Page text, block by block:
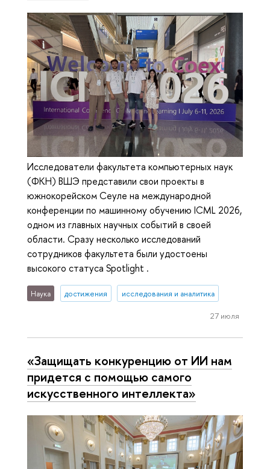
Исследователи факультета компьютерных наук
(ФКН) ВШЭ представили свои проекты в
южнокорейском Сеуле на международной
конференции по машинному обучению ICML 2026,
одном из главных научных событий в своей
области. Сразу несколько исследований
сотрудников факультета были удостоены
высокого статуса Spotlight .
Наука достижения исследования и аналитика
27 июля
«Защищать конкуренцию от ИИ нам
придется с помощью самого
искусственного интеллекта»